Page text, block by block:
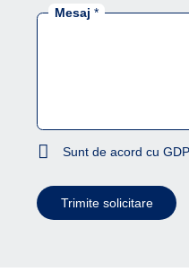
Mesaj *
Sunt de acord cu
Trimite solicitare